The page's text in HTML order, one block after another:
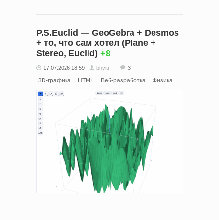
P.S.Euclid — GeoGebra + Desmos
+ то, что сам хотел (Plane +
Stereo, Euclid) +8
17.07.2026 18:59 bhvitr 3
3D-графика HTML Веб-разработка Физика